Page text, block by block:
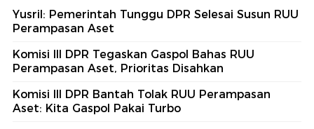
Yusril: Pemerintah Tunggu DPR Selesai Susun RUU
Perampasan Aset
Komisi III DPR Tegaskan Gaspol Bahas RUU
Perampasan Aset, Prioritas Disahkan
Komisi III DPR Bantah Tolak RUU Perampasan
Aset: Kita Gaspol Pakai Turbo